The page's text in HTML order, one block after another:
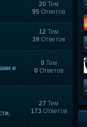
20 Тем
95 Ответов
12 Тем
39 Ответов
и
0 Тем
0 Ответов
27 Тем
173Ответов